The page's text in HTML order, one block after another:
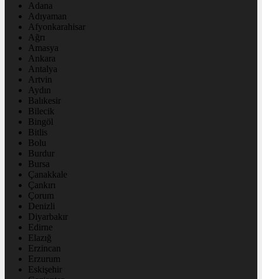
Adana
Adıyaman
Afyonkarahisar
Ağrı
Amasya
Ankara
Antalya
Artvin
Aydın
Balıkesir
Bilecik
Bingöl
Bitlis
Bolu
Burdur
Bursa
Çanakkale
Çankırı
Çorum
Denizli
Diyarbakır
Edirne
Elazığ
Erzincan
Erzurum
Eskişehir